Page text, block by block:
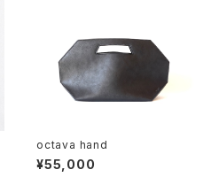
octava hand
¥55,000